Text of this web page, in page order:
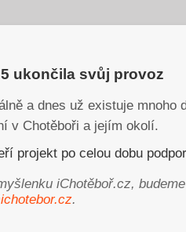
ukončila svůj provoz
a dnes už existuje mnoho
v Chotěboři a jejím okolí.
projekt po celou dobu
iChotěboř.cz,
.